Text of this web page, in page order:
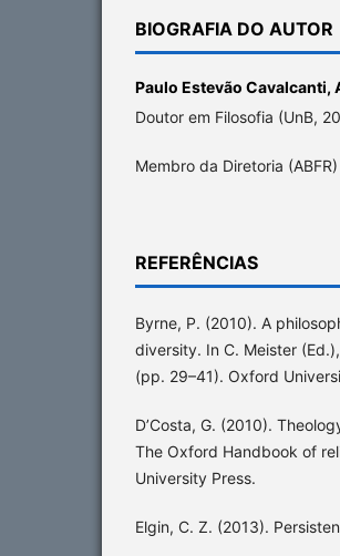
BIOGRAFIA DO AUTOR
Paulo Estevão Cavalcanti,
Doutor em Filosofia (UnB,
Membro da Diretoria (ABFR)
REFERÊNCIAS
Byrne, P. (2010). A
diversity. In C. Meister
(pp. 29–41). Oxford
D’Costa, G. (2010).
The Oxford Handbook of
University Press.
Elgin, C. Z. (2013).